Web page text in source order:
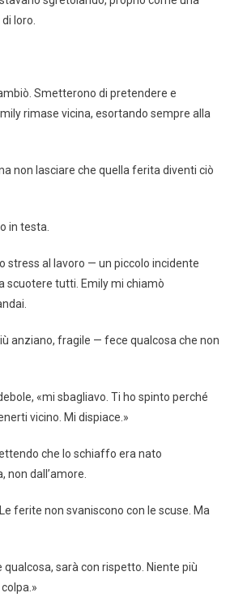
loro.
Smetterono di pretendere e
rimase vicina, esortando sempre alla
non lasciare che quella ferita diventi ciò
in testa.
stress al lavoro — un piccolo incidente
scuotere tutti. Emily mi chiamò
anziano, fragile — fece qualcosa che non
«mi sbagliavo. Ti ho spinto perché
vicino. Mi dispiace.»
che lo schiaffo era nato
non dall’amore.
ferite non svaniscono con le scuse. Ma
sarà con rispetto. Niente più